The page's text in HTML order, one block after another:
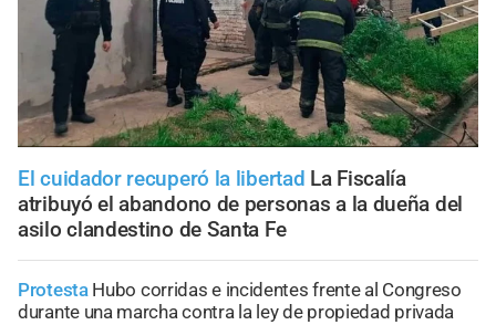
El cuidador recuperó la libertad La Fiscalía
atribuyó el abandono de personas a la dueña del
asilo clandestino de Santa Fe
Protesta Hubo corridas e incidentes frente al Congreso
durante una marcha contra la ley de propiedad privada